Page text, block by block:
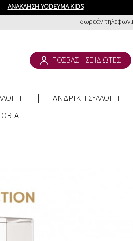
ΑΝΑΚΛΗΣΗ YODEYMA KIDS
δωρεάν
ΠΟΣΒΑΣΗ ΣΕ ΙΔΙΩΤΕΣ
ΑΝΔΡΙΚΗ ΣΥΛΛΟΓΗ